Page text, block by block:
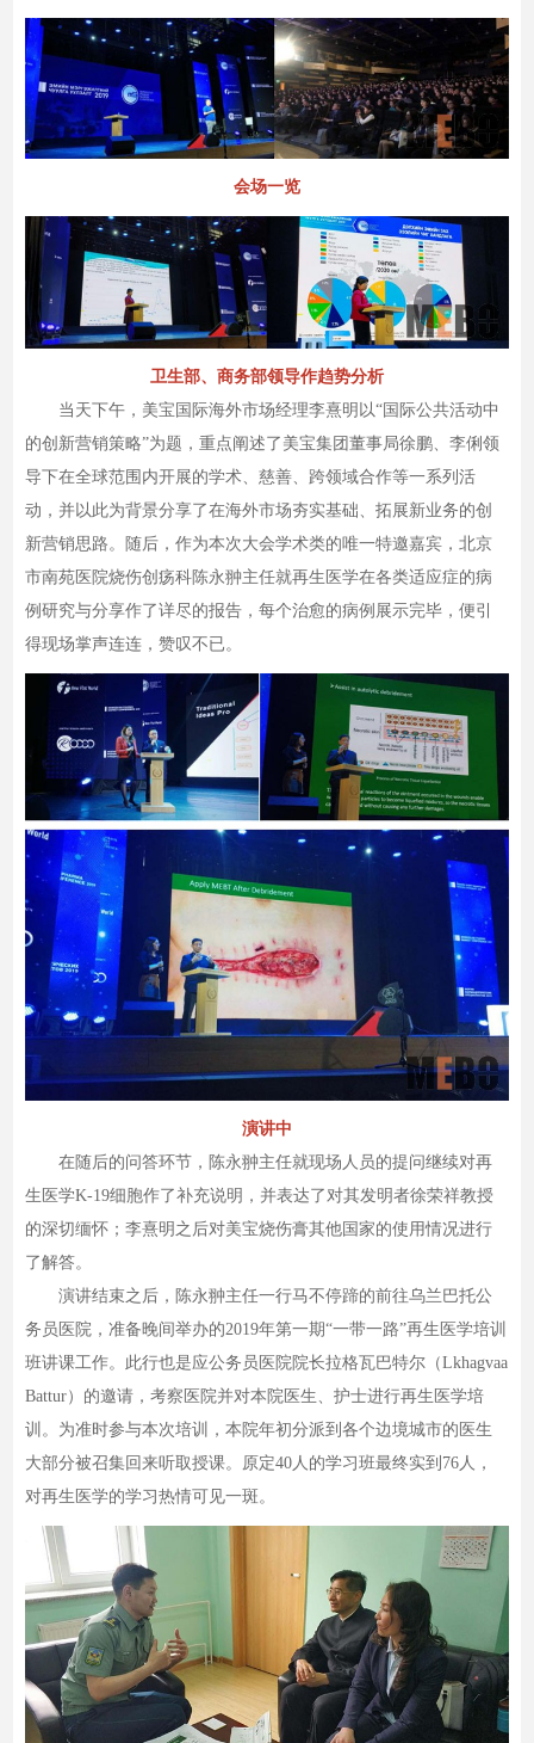
会场一览
卫生部、商务部领导作趋势分析
当天下午，美宝国际海外市场经理李熹明以“国际公共活动中
的创新营销策略”为题，重点阐述了美宝集团董事局徐鹏、李俐领
导下在全球范围内开展的学术、慈善、跨领域合作等一系列活
动，并以此为背景分享了在海外市场夯实基础、拓展新业务的创
新营销思路。随后，作为本次大会学术类的唯一特邀嘉宾，北京
市南苑医院烧伤创疡科陈永翀主任就再生医学在各类适应症的病
例研究与分享作了详尽的报告，每个治愈的病例展示完毕，便引
得现场掌声连连，赞叹不已。
演讲中
在随后的问答环节，陈永翀主任就现场人员的提问继续对再
生医学K-19细胞作了补充说明，并表达了对其发明者徐荣祥教授
的深切缅怀；李熹明之后对美宝烧伤膏其他国家的使用情况进行
了解答。
演讲结束之后，陈永翀主任一行马不停蹄的前往乌兰巴托公
务员医院，准备晚间举办的2019年第一期“一带一路”再生医学培训
班讲课工作。此行也是应公务员医院院长拉格瓦巴特尔（Lkhagvaa
Battur）的邀请，考察医院并对本院医生、护士进行再生医学培
训。为准时参与本次培训，本院年初分派到各个边境城市的医生
大部分被召集回来听取授课。原定40人的学习班最终实到76人，
对再生医学的学习热情可见一斑。